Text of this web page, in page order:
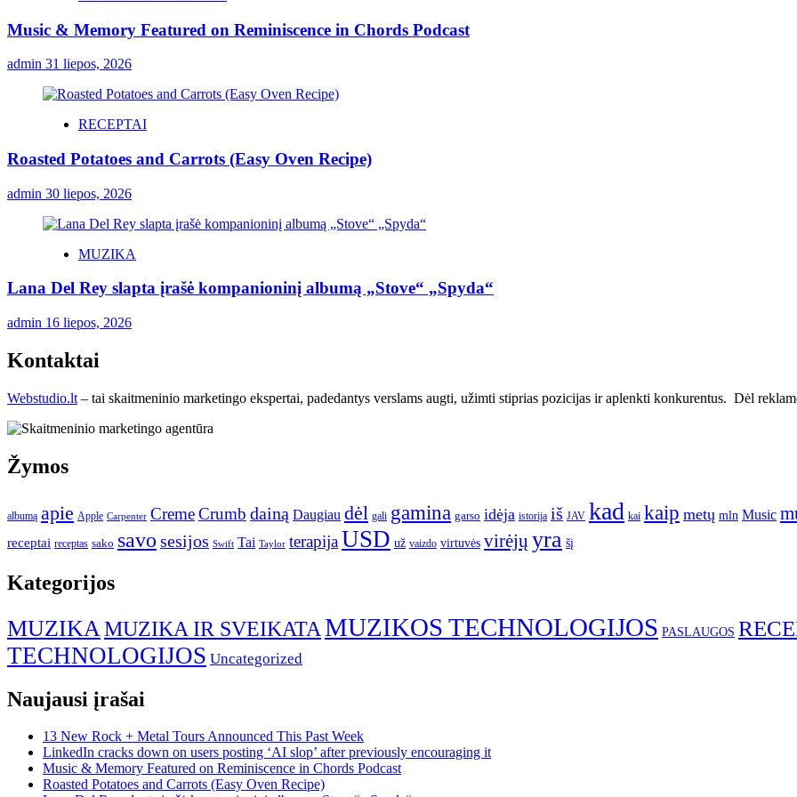
Music & Memory Featured on Reminiscence in Chords Podcast
admin 31 liepos, 2026
RECEPTAI
Roasted Potatoes and Carrots (Easy Oven Recipe)
admin 30 liepos, 2026
MUZIKA
Lana Del Rey slapta įrašė kompanioninį albumą „Stove“ „Spyda“
admin 16 liepos, 2026
Kontaktai
Webstudio.lt – tai skaitmeninio marketingo ekspertai, padedantys verslams augti, užimti stiprias pozicijas ir aplenkti konkurentus. Dėl
Žymos
albumą apie Apple Carpenter CremeCrumb dainą Daugiau dėl gali gamina garso idėja istorija iš JAV kad kai kaip metų mln Music
receptai receptas sako savo sesijos Swift Tai Taylor terapijaUSD už vaizdo virtuvės virėjų yra šį
Kategorijos
MUZIKA MUZIKA IR SVEIKATA MUZIKOS TECHNOLOGIJOS PASLAUGOS
TECHNOLOGIJOS Uncategorized
Naujausi įrašai
13 New Rock + Metal Tours Announced This Past Week
LinkedIn cracks down on users posting ‘AI slop’ after previously encouraging it
Music & Memory Featured on Reminiscence in Chords Podcast
Roasted Potatoes and Carrots (Easy Oven Recipe)